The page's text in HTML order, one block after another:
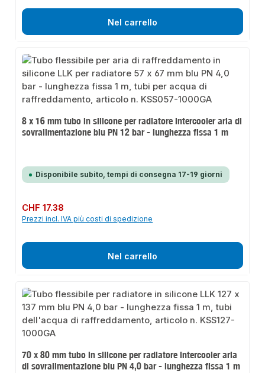
Nel carrello
8 x 16 mm tubo in silicone per radiatore intercooler aria di
sovralimentazione blu PN 12 bar - lunghezza fissa 1 m
Disponibile subito, tempi di consegna 17-19 giorni
Prezzo normale:
CHF 17.38
Prezzi incl. IVA più costi di spedizione
Nel carrello
70 x 80 mm tubo in silicone per radiatore intercooler aria
di sovralimentazione blu PN 4,0 bar - lunghezza fissa 1 m